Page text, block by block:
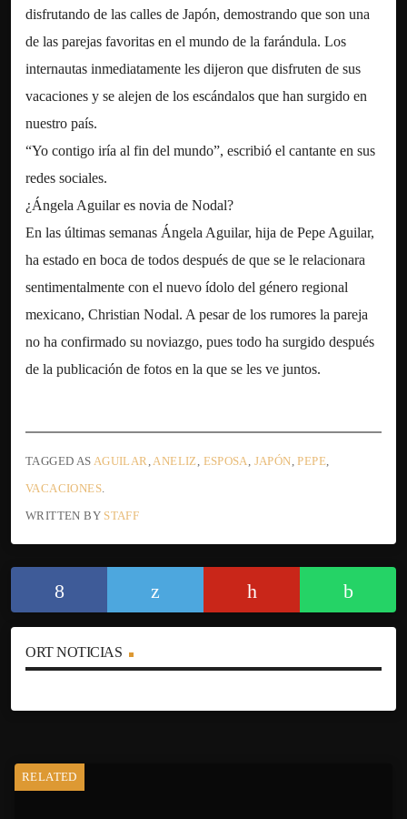
disfrutando de las calles de Japón, demostrando que son una
de las parejas favoritas en el mundo de la farándula. Los
internautas inmediatamente les dijeron que disfruten de sus
vacaciones y se alejen de los escándalos que han surgido en
nuestro país.
“Yo contigo iría al fin del mundo”, escribió el cantante en sus
redes sociales.
¿Ángela Aguilar es novia de Nodal?
En las últimas semanas Ángela Aguilar, hija de Pepe Aguilar,
ha estado en boca de todos después de que se le relacionara
sentimentalmente con el nuevo ídolo del género regional
mexicano, Christian Nodal. A pesar de los rumores la pareja
no ha confirmado su noviazgo, pues todo ha surgido después
de la publicación de fotos en la que se les ve juntos.
TAGGED AS AGUILAR ANELIZ ESPOSA JAPÓN ,PEPE,
VACACIONES.
WRITTEN BY STAFF
ORT NOTICIAS
RELATED